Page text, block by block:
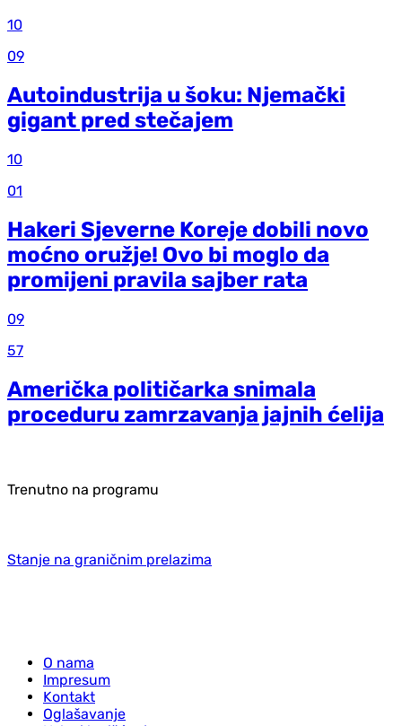
10
09
Autoindustrija u šoku: Njemački
gigant pred stečajem
10
01
Hakeri Sjeverne Koreje dobili novo
moćno oružje! Ovo bi moglo da
promijeni pravila sajber rata
09
57
Američka političarka snimala
proceduru zamrzavanja jajnih ćelija
Trenutno na programu
Stanje na graničnim prelazima
O nama
Impresum
Kontakt
Oglašavanje